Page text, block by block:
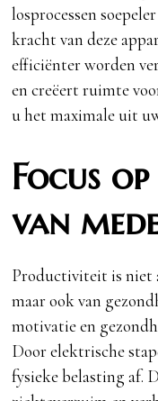
losprocessen
kracht van deze
efficiënter worden
en creëert ruimte
u het maximale uit
Focus
van
Productiviteit is niet
maar ook van
motivatie en
Door elektrische
fysieke belasting af.